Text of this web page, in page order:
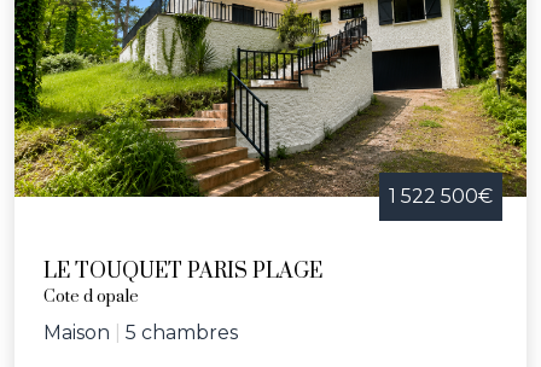
1 522 500€
LE TOUQUET PARIS PLAGE
Cote d opale
Maison 5 chambres